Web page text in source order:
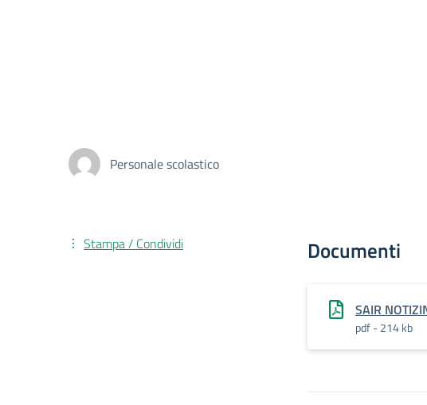
Personale scolastico
Documenti
SAIR
pdf - 214 kb
Stampa / Condividi